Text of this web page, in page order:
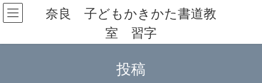
コ
ン
ン
ナ
ビ
ー
奈良 子どもかきかた書道教
室 習字
投稿